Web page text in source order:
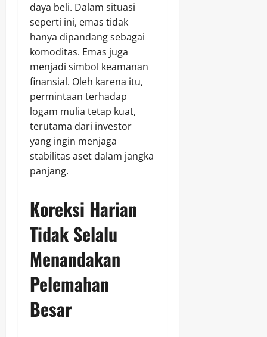
daya beli. Dalam situasi
seperti ini, emas tidak
hanya dipandang sebagai
komoditas. Emas juga
menjadi simbol keamanan
finansial. Oleh karena itu,
permintaan terhadap
logam mulia tetap kuat,
terutama dari investor
yang ingin menjaga
stabilitas aset dalam jangka
panjang.
Koreksi Harian
Tidak Selalu
Menandakan
Pelemahan
Besar